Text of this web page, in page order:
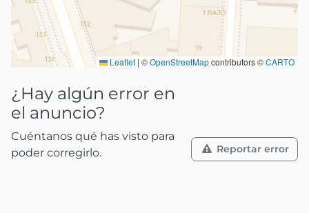
Leaflet | ©OpenStreetMapcontributors ©CARTO
¿Hay algún error en
el anuncio?
Cuéntanos qué has visto para
poder corregirlo.
Reportar error